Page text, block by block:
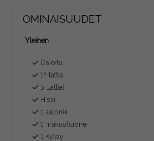
OMINAISUUDET
Yleinen
Osioitu
1ª lattia
5 Lattiat
Hissi
1 salonki
1 makuuhuone
1 Kylpy